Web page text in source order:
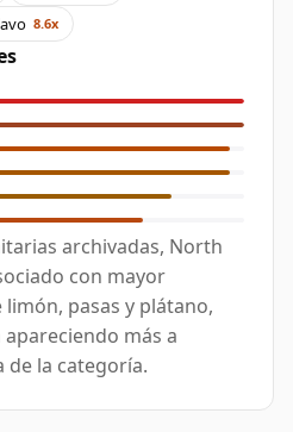
8.6x
archivadas, North
con mayor
pasas y plátano,
más a
de la categoría.